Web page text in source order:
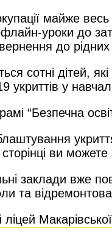
майже
уроки до
до рідних
сотні дітей,
укриттів у
“Безпечна
ви
заклади вже
та